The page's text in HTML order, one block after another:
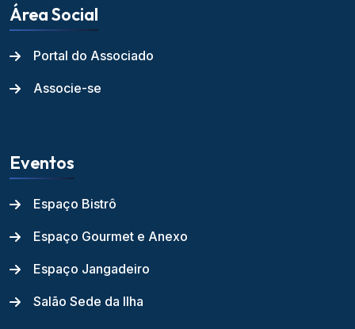
Área Social
Portal do Associado
Associe-se
Eventos
Espaço Bistrô
Espaço Gourmet e Anexo
Espaço Jangadeiro
Salão Sede da Ilha